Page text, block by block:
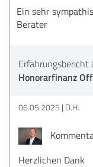
Ein sehr
Berater
Erfahrungsbericht
Honorarfinanz
06.05.2025 D.H.
Herzlichen Dank